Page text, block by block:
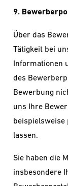
9.
Über das
Tätigkeit bei
Informationen
des
Bewerbung
uns Ihre
beispielsweise
lassen.
Sie haben die
insbesondere